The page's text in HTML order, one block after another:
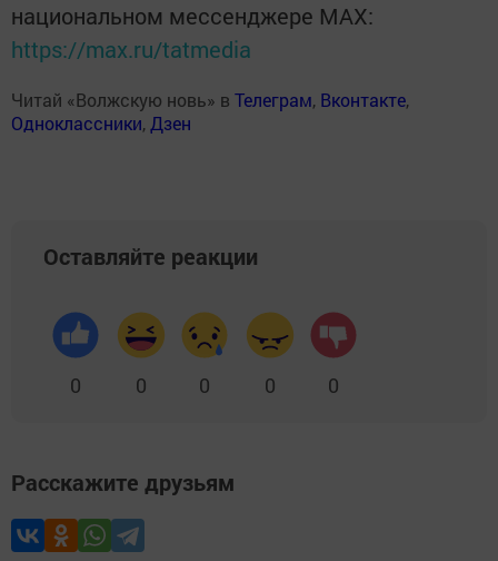
национальном мессенджере MАХ:
https://max.ru/tatmedia
Читай «Волжскую новь» в Телеграм, Вконтакте,
Одноклассники, Дзен
Оставляйте реакции
0 0 0 0 0
Расскажите друзьям